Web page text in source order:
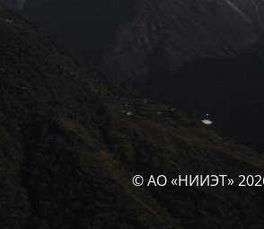
© АО «НИИЭТ»